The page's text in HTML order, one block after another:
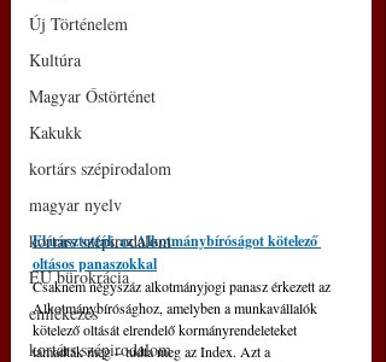
Új Történelem
Kultúra
Magyar Őstörténet
Kakukk
kortárs szépirodalom
magyar nyelv
kortárs szépirodalom
EU bürokrácia
emlékezés
kortárs szépirodalom
Elárasztották az Alkotmánybíróságot kötelező
oltásos panaszokkal
Csaknem négyszáz alkotmányjogi panasz érkezett az
Alkotmánybírósághoz, amelyben a munkavállalók
kötelező oltását elrendelő kormányrendeleteket
támadták meg – tudta meg az Index. Azt a